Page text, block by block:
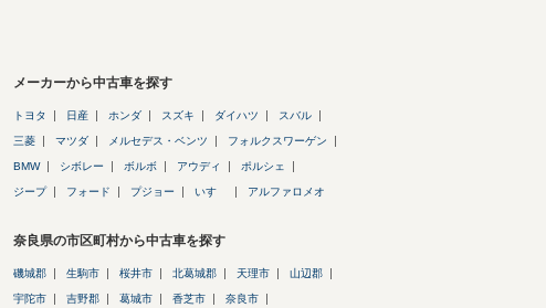
メーカーから中古車を探す
トヨタ 日産 ホンダ スズキ ダイハツ スバル
三菱 マツダ メルセデス・ベンツ フォルクスワーゲン
BMW シボレー ボルボ アウディ ポルシェ
ジープ フォード プジョー いすゞ アルファロメオ
奈良県の市区町村から中古車を探す
磯城郡 生駒市 桜井市 北葛城郡 天理市 山辺郡
宇陀市 吉野郡 葛城市 香芝市 奈良市